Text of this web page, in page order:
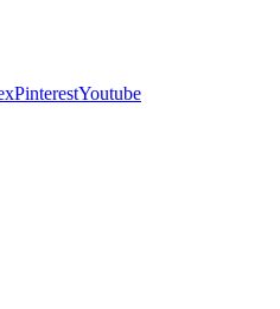
PinterestYoutube